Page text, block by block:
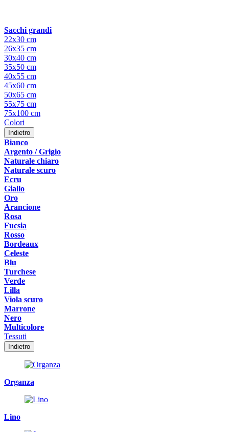
Sacchi grandi
22x30 cm
26x35 cm
30x40 cm
35x50 cm
40x55 cm
45x60 cm
50x65 cm
55x75 cm
75x100 cm
Colori
Indietro
Bianco
Argento / Grigio
Naturale chiaro
Naturale scuro
Ecru
Giallo
Oro
Arancione
Rosa
Fucsia
Rosso
Bordeaux
Celeste
Blu
Turchese
Verde
Lilla
Viola scuro
Marrone
Nero
Multicolore
Tessuti
Indietro
Organza
Lino